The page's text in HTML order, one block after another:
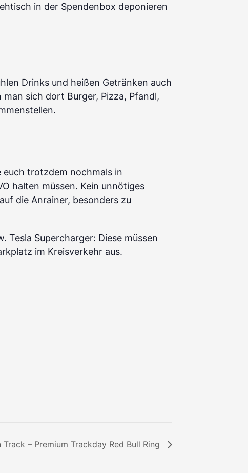
in der Spendenbox deponieren
Drinks und heißen Getränken auch
sich dort Burger, Pizza, Pfandl,
euch trotzdem nochmals in
halten müssen. Kein unnötiges
die Anrainer, besonders zu
Tesla Supercharger: Diese müssen
im Kreisverkehr aus.
Track – Premium Trackday Red Bull Ring